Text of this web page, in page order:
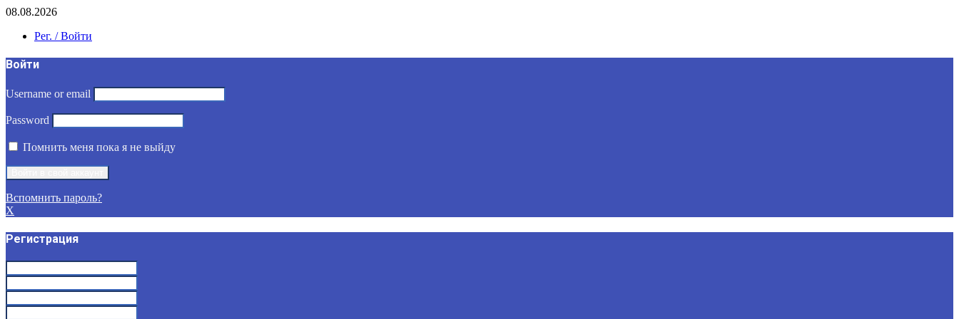
08.08.2026
Рег. / Войти
Войти
Username or email
Password
Помнить меня пока я не выйду
Вспомнить пароль?
X
Регистрация